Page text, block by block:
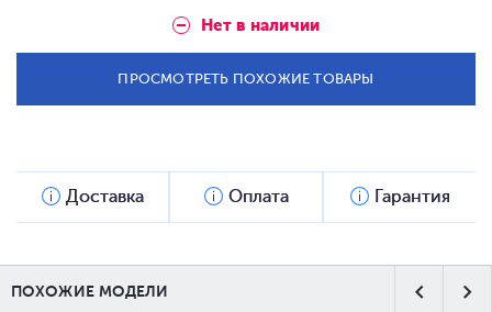
Нет в наличии
ПРОСМОТРЕТЬ ПОХОЖИЕ ТОВАРЫ
Доставка Оплата Гарантия
ПОХОЖИЕ МОДЕЛИ